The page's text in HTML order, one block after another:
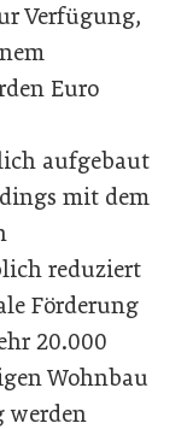
Verfügung,
Euro
aufgebaut
mit dem
reduziert
Förderung
20.000
Wohnbau
werden